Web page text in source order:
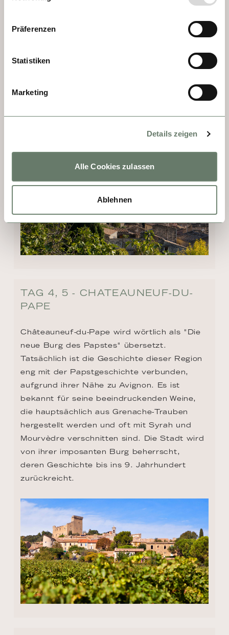
Präferenzen
Statistiken
Marketing
Details zeigen
Alle Cookies zulassen
Ablehnen
ein Spaziergang durch Viviers ist eine Reise
sehen. Zum Beispiel die Kathedrale mit
Wandteppichen. Ein Höhepunkt im wahrsten
Sinne des Wortes ist der Aussichtspunkt in
der Oberstadt. Was für ein Blick auf diesen
TAG 4, 5 - CHATEAUNEUF-DU-
PAPE
Châteauneuf-du-Pape wird wörtlich als "Die
neue Burg des Papstes" übersetzt.
Tatsächlich ist die Geschichte dieser Region
eng mit der Papstgeschichte verbunden,
aufgrund ihrer Nähe zu Avignon. Es ist
bekannt für seine beeindruckenden Weine,
die hauptsächlich aus Grenache-Trauben
hergestellt werden und oft mit Syrah und
Mourvèdre verschnitten sind. Die Stadt wird
von ihrer imposanten Burg beherrscht,
deren Geschichte bis ins 9. Jahrhundert
zurückreicht.